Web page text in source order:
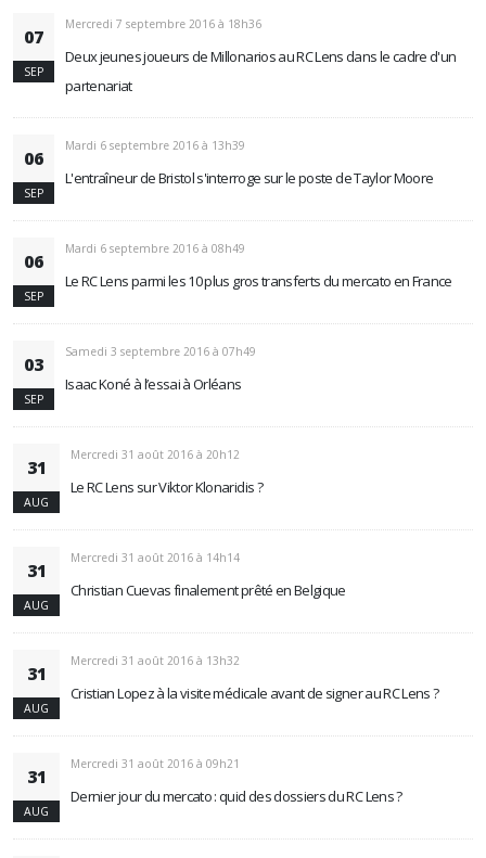
07
SEP
Mercredi 7 septembre 2016 à 18h36
Deux jeunes joueurs de Millonarios au RC Lens dans le cadre d'un
partenariat
06
SEP
Mardi 6 septembre 2016 à 13h39
L'entraîneur de Bristol s'interroge sur le poste de Taylor Moore
06
SEP
Mardi 6 septembre 2016 à 08h49
Le RC Lens parmi les 10 plus gros transferts du mercato en France
03
SEP
Samedi 3 septembre 2016 à 07h49
Isaac Koné à l’essai à Orléans
31
AUG
Mercredi 31 août 2016 à 20h12
Le RC Lens sur Viktor Klonaridis ?
31
AUG
Mercredi 31 août 2016 à 14h14
Christian Cuevas finalement prêté en Belgique
31
AUG
Mercredi 31 août 2016 à 13h32
Cristian Lopez à la visite médicale avant de signer au RC Lens ?
31
AUG
Mercredi 31 août 2016 à 09h21
Dernier jour du mercato : quid des dossiers du RC Lens ?